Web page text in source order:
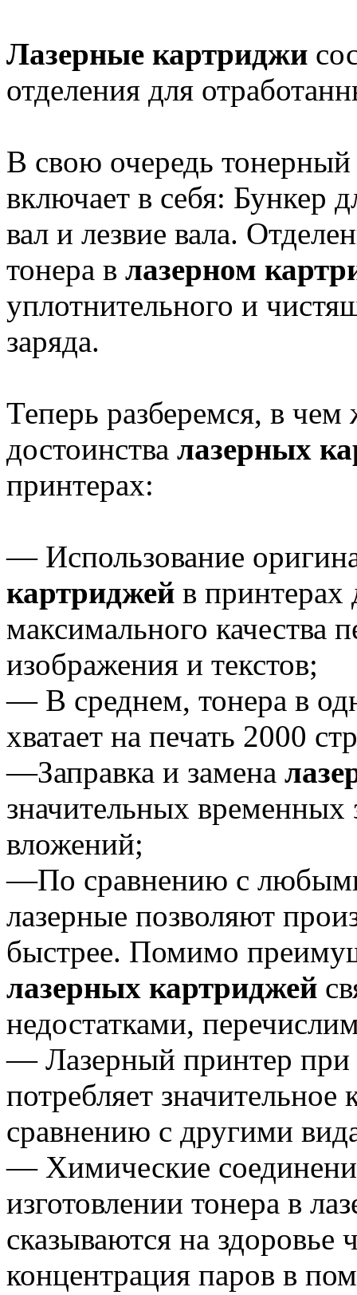
Лазерные картриджи
отделения для
В свою очередь
включает в себя: Бункер
вал и лезвие вала.
тонера в лазерном
уплотнительного и
заряда.
Теперь разберемся, в
достоинства лазерных
принтерах:
— Использование
картриджей в принтерах
максимального качества
изображения и текстов;
— В среднем, тонера в
хватает на печать 2000
—Заправка и замена
значительных временных
вложений;
—По сравнению с
лазерные позволяют
быстрее. Помимо
лазерных картриджей
недостатками,
— Лазерный принтер при
потребляет значительное
сравнению с другими
— Химические
изготовлении тонера в
сказываются на здоровье
концентрация паров в